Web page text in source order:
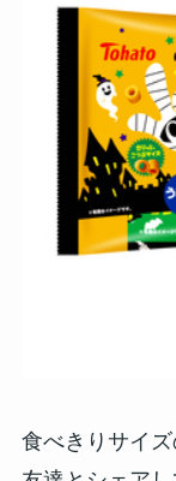
食べきりサイ